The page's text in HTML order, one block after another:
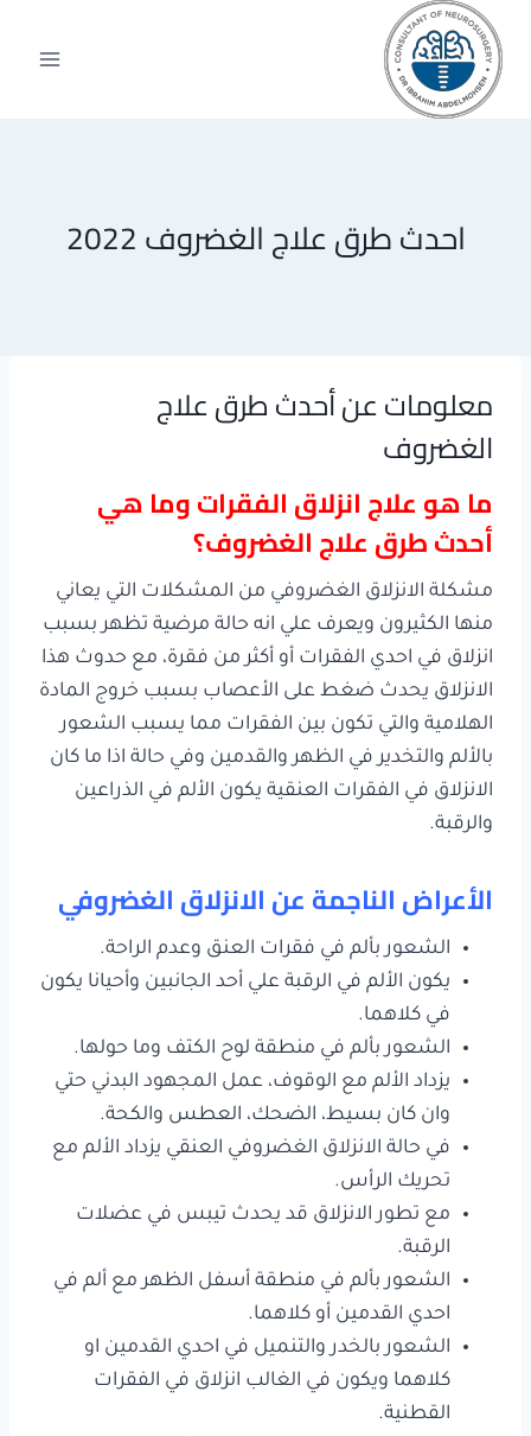
التجاوز
المحتوى
احدث طرق علاج الغضروف 2022
معلومات عن أحدث طرق علاج
الغضروف
ما هو علاج انزلاق الفقرات وما هي
أحدث طرق علاج الغضروف؟
مشكلة الانزلاق الغضروفي من المشكلات التي يعاني
منها الكثيرون ويعرف علي انه حالة مرضية تظهر بسبب
انزلاق في احدي الفقرات أو أكثر من فقرة، مع حدوث هذا
الانزلاق يحدث ضغط على الأعصاب بسبب خروج المادة
الهلامية والتي تكون بين الفقرات مما يسبب الشعور
بالألم والتخدير في الظهر والقدمين وفي حالة اذا ما كان
الانزلاق في الفقرات العنقية يكون الألم في الذراعين
والرقبة.
الأعراض الناجمة عن الانزلاق الغضروفي
الشعور بألم في فقرات العنق وعدم الراحة.
يكون الألم في الرقبة علي أحد الجانبين وأحيانا يكون
في كلاهما.
الشعور بألم في منطقة لوح الكتف وما حولها.
يزداد الألم مع الوقوف، عمل المجهود البدني حتي
وان كان بسيط، الضحك، العطس والكحة.
في حالة الانزلاق الغضروفي العنقي يزداد الألم مع
تحريك الرأس.
مع تطور الانزلاق قد يحدث تيبس في عضلات
الرقبة.
الشعور بألم في منطقة أسفل الظهر مع ألم في
احدي القدمين أو كلاهما.
الشعور بالخدر والتنميل في احدي القدمين او
كلاهما ويكون في الغالب انزلاق في الفقرات
القطنية.